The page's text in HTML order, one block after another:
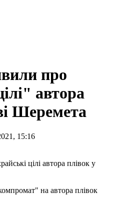
про
автора
Шеремета
15:16
на автора плівок